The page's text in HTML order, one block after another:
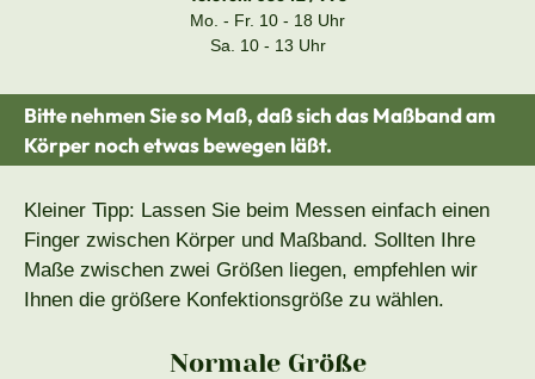
Mo. - Fr. 10 - 18 Uhr
Sa. 10 - 13 Uhr
Bitte nehmen Sie so Maß, daß sich das Maßband am
Körper noch etwas bewegen läßt.
Kleiner Tipp: Lassen Sie beim Messen einfach einen
Finger zwischen Körper und Maßband. Sollten Ihre
Maße zwischen zwei Größen liegen, empfehlen wir
Ihnen die größere Konfektionsgröße zu wählen.
Normale Größe